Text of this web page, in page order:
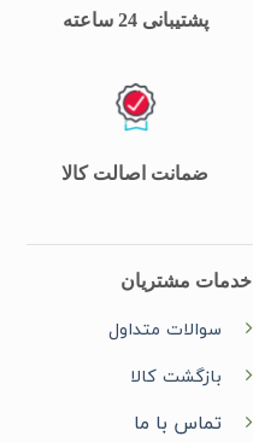
پشتیبانی 24 ساعته
ضمانت اصالت کالا
خدمات مشتریان
سوالات متداول
بازگشت کالا
تماس با ما